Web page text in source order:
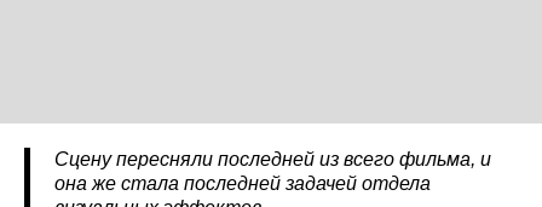
Сцену пересняли последней из всего фильма, и
она же стала последней задачей отдела